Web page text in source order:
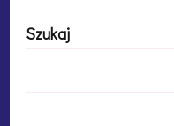
Szukaj